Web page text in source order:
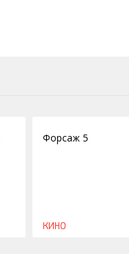
Форсаж 5
КИНО